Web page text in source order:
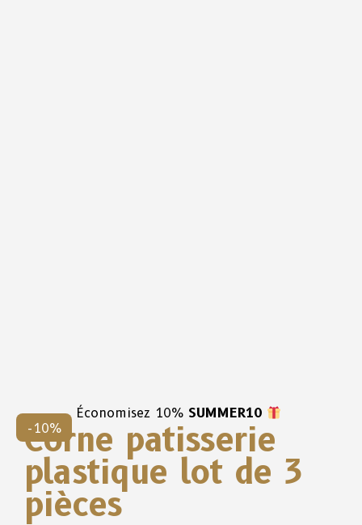
-10%
Économisez 10% SUMMER10
Corne patisserie
plastique lot de 3
pièces